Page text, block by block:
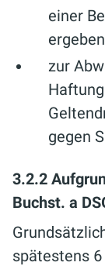
einer
zur
gegen
3.2.2
Buchst. a
spätestens